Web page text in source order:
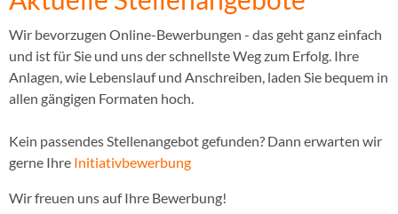
Wir bevorzugen Online-Bewerbungen - das geht ganz einfach
und ist für Sie und uns der schnellste Weg zum Erfolg. Ihre
Anlagen, wie Lebenslauf und Anschreiben, laden Sie bequem in
allen gängigen Formaten hoch.
Kein passendes Stellenangebot gefunden? Dann erwarten wir
gerne Ihre Initiativbewerbung
Wir freuen uns auf Ihre Bewerbung!